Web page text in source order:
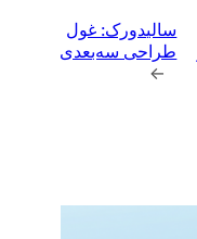
سالیدورک: غول
طراحی سه‌بعدی
→